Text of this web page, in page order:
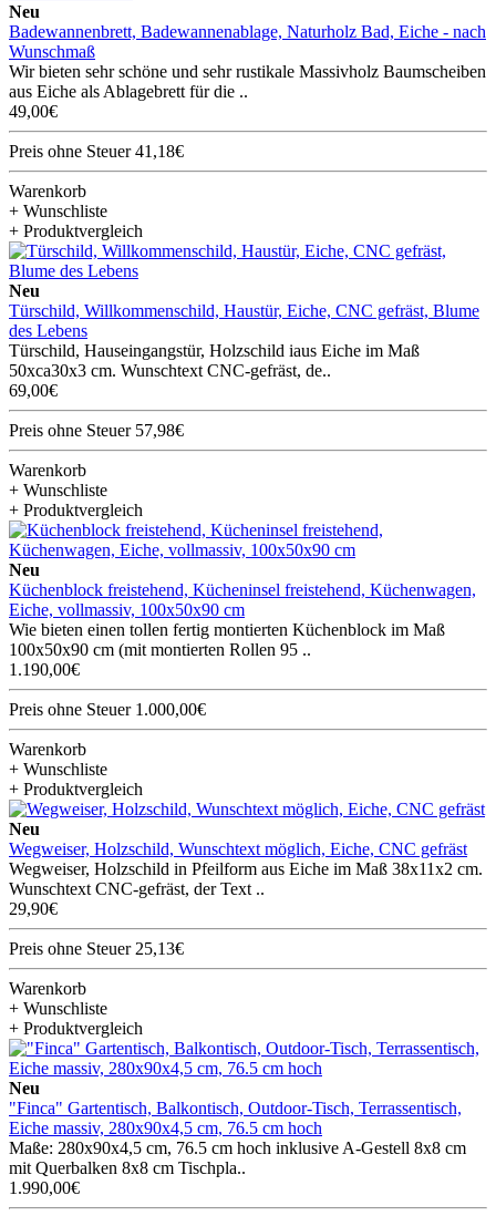
Neu
Badewannenbrett, Badewannenablage, Naturholz Bad, Eiche - nach
Wunschmaß
Wir bieten sehr schöne und sehr rustikale Massivholz Baumscheiben
aus Eiche als Ablagebrett für die ..
49,00€
Preis ohne Steuer 41,18€
Warenkorb
+ Wunschliste
+ Produktvergleich
Neu
Türschild, Willkommenschild, Haustür, Eiche, CNC gefräst, Blume
des Lebens
Türschild, Hauseingangstür, Holzschild iaus Eiche im Maß
50xca30x3 cm. Wunschtext CNC-gefräst, de..
69,00€
Preis ohne Steuer 57,98€
Warenkorb
+ Wunschliste
+ Produktvergleich
Neu
Küchenblock freistehend, Kücheninsel freistehend, Küchenwagen,
Eiche, vollmassiv, 100x50x90 cm
Wie bieten einen tollen fertig montierten Küchenblock im Maß
100x50x90 cm (mit montierten Rollen 95 ..
1.190,00€
Preis ohne Steuer 1.000,00€
Warenkorb
+ Wunschliste
+ Produktvergleich
Neu
Wegweiser, Holzschild, Wunschtext möglich, Eiche, CNC gefräst
Wegweiser, Holzschild in Pfeilform aus Eiche im Maß 38x11x2 cm.
Wunschtext CNC-gefräst, der Text ..
29,90€
Preis ohne Steuer 25,13€
Warenkorb
+ Wunschliste
+ Produktvergleich
Neu
"Finca" Gartentisch, Balkontisch, Outdoor-Tisch, Terrassentisch,
Eiche massiv, 280x90x4,5 cm, 76.5 cm hoch
Maße: 280x90x4,5 cm, 76.5 cm hoch inklusive A-Gestell 8x8 cm
mit Querbalken 8x8 cm Tischpla..
1.990,00€